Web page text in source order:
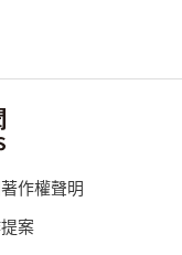
著作權聲明
案